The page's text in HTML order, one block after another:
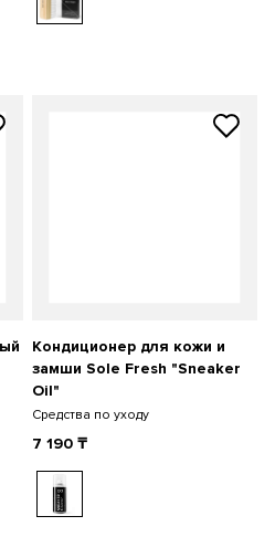
Кондиционер для кожи и
замши Sole Fresh "Sneaker
Oil"
Средства по уходу
7 190 ₸